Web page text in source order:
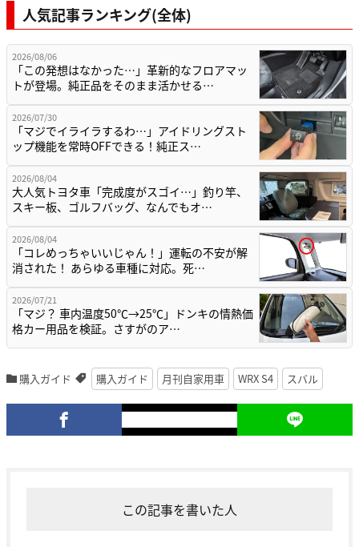
人気記事ランキング(全体)
2026/08/06
「この発想はなかった…」革新的なフロアマッ
トが登場。純正品をそのまま活かせる…
2026/07/30
「マジでイライラするわ…」アイドリングスト
ップ機能を常時OFFできる！純正ス…
2026/08/04
大人気トヨタ車「完成度がスゴイ…」釣り竿、
スキー板、ゴルフバッグ、なんでもオ…
2026/08/04
「コレめっちゃいいじゃん！」運転の不安が解
消された！ あらゆる車種に対応。死…
2026/07/21
「マジ？ 車内温度50℃→25℃」ドンキの情熱価
格カー用品を検証。さすがのア…
購入ガイド 購入ガイド 月刊自家用車 WRX S4 スバル
この記事を書いた人